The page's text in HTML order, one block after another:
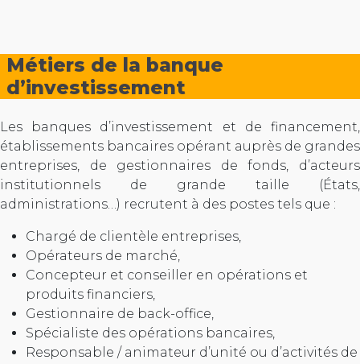
Métiers de la banque
d’investissement
Les banques d’investissement et de financement,
établissements bancaires opérant auprès de grandes
entreprises, de gestionnaires de fonds, d’acteurs
institutionnels de grande taille (États,
administrations…) recrutent à des postes tels que :
Chargé de clientèle entreprises,
Opérateurs de marché,
Concepteur et conseiller en opérations et
produits financiers,
Gestionnaire de back-office,
Spécialiste des opérations bancaires,
Responsable / animateur d’unité ou d’activités de